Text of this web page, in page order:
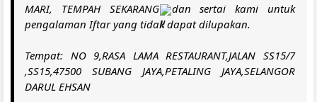
MARI, TEMPAH SEKARANG
dan sertai kami untuk
pengalaman Iftar yang tidak dapat dilupakan.
Tempat: NO 9,RASA LAMA RESTAURANT,JALAN SS15/7
,SS15,47500 SUBANG JAYA,PETALING JAYA,SELANGOR
DARUL EHSAN